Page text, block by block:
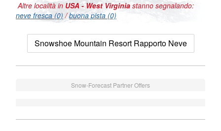
Altre località in USA - West Virginia stanno segnalando:
neve fresca (0) /buona pista (0)
Snowshoe Mountain Resort Rapporto Neve
Snow-Forecast Partner Offers